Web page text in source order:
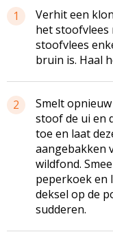
1
Verhit een
het stoofvlees
stoofvlees
bruin is. Haal
2
Smelt
stoof de ui en
toe en laat
aangebakken
wildfond.
peperkoek en
deksel op de
sudderen.